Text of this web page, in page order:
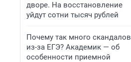
дворе. На восстановление
уйдут сотни тысяч рублей
Почему так много скандалов
из-за ЕГЭ? Академик — об
особенности приемной